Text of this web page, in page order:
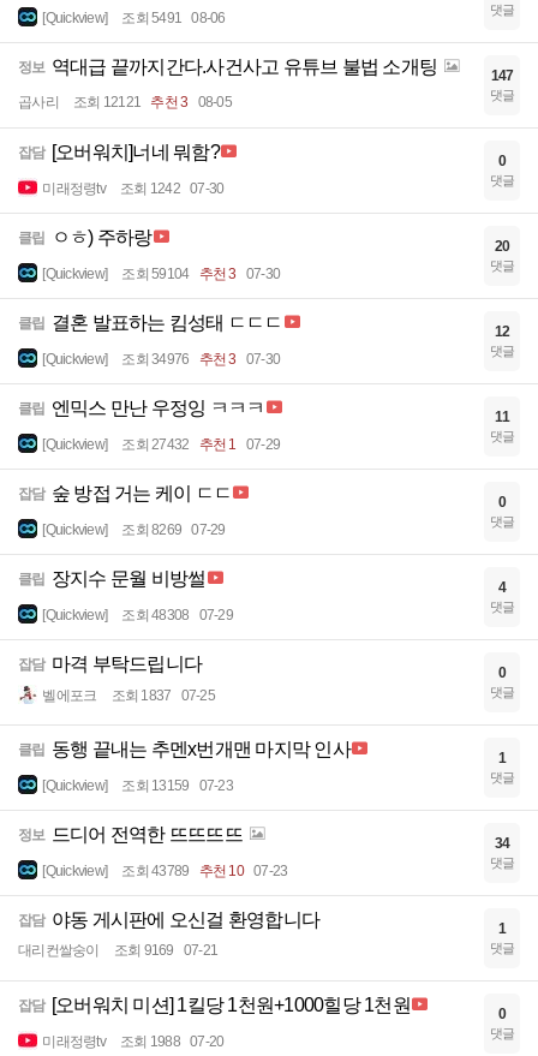
[Quickview] 조회 5491 08-06 댓글
정보 역대급 끝까지간다.사건사고 유튜브 불법 소개팅
곱사리 조회 12121 추천 3 08-05
147
댓글
잡담 [오버워치]너네 뭐함?
미래정령tv 조회 1242 07-30
0
댓글
클립 ㅇㅎ) 주하랑
[Quickview] 조회 59104 추천 3 07-30
20
댓글
클립 결혼 발표하는 킴성태 ㄷㄷㄷ
[Quickview] 조회 34976 추천 3 07-30
12
댓글
클립 엔믹스 만난 우정잉 ㅋㅋㅋ
[Quickview] 조회 27432 추천 1 07-29
11
댓글
잡담 숲 방접 거는 케이 ㄷㄷ
[Quickview] 조회 8269 07-29
0
댓글
클립 장지수 문월 비방썰
[Quickview] 조회 48308 07-29
4
댓글
잡담 마격 부탁드립니다
벨에포크 조회 1837 07-25
0
댓글
클립 동행 끝내는 추멘x번개맨 마지막 인사
[Quickview] 조회 13159 07-23
1
댓글
정보 드디어 전역한 뜨뜨뜨뜨
[Quickview] 조회 43789 추천 10 07-23
34
댓글
잡담 야동 게시판에 오신걸 환영합니다
대리컨쌀숭이 조회 9169 07-21
1
댓글
잡담 [오버워치 미션] 1킬당 1천원+1000힐당 1천원
미래정령tv 조회 1988 07-20
0
댓글